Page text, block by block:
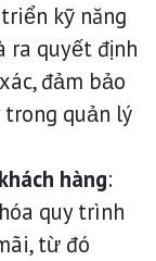
kỹ năng
ra quyết định
đảm bảo
quản lý
hàng:
quy trình
từ đó